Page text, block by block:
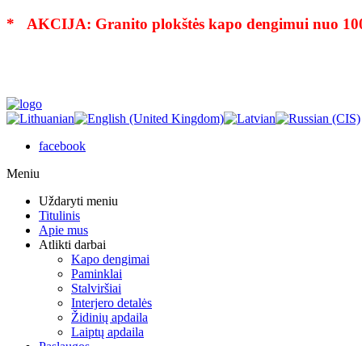
* AKCIJA: Granito plokštės kapo dengimui nuo
facebook
Meniu
Uždaryti meniu
Titulinis
Apie mus
Atlikti darbai
Kapo dengimai
Paminklai
Stalviršiai
Interjero detalės
Židinių apdaila
Laiptų apdaila